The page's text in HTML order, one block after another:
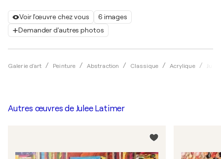
Voir l'œuvre chez vous
6 images
Demander d'autres photos
Galerie d'art Peinture Abstraction Classique Acrylique
Autres œuvres de Julee Latimer